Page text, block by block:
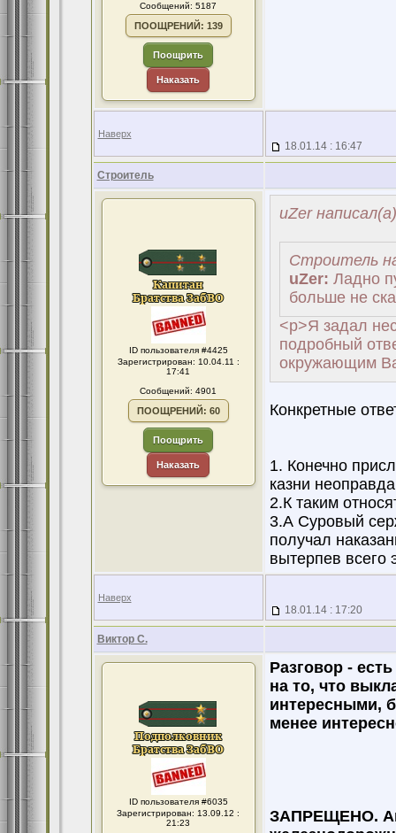
Сообщений: 5187
ПООЩРЕНИЙ: 139
Поощрить
Наказать
Наверх
18.01.14 : 16:47
Строитель
ID пользователя #4425
Зарегистрирован: 10.04.11 :
17:41
Сообщений: 4901
ПООЩРЕНИЙ: 60
Поощрить
Наказать
uZer написал(а)
Строитель
uZer: Ладно
больше не
<p>Я задал
подробный
окружающим
Конкретные
1. Конечно
казни
2.К таким
3.А Суровый
получал
вытерпев всего
Наверх
18.01.14 : 17:20
Виктор С.
ID пользователя #6035
Зарегистрирован: 13.09.12 :
21:23
Разговор -
на то, что
интересными,
менее
ЗАПРЕЩЕНО.